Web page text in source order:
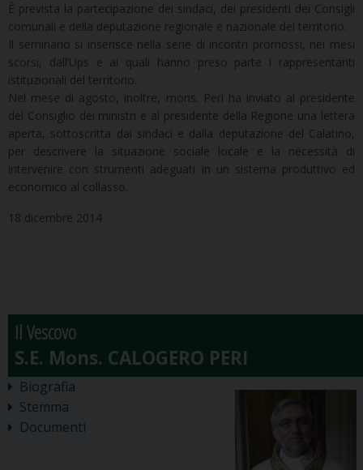
È prevista la partecipazione dei sindaci, dei presidenti dei Consigli
comunali e della deputazione regionale e nazionale del territorio.
Il seminario si inserisce nella serie di incontri promossi, nei mesi
scorsi, dall’Ups e ai quali hanno preso parte i rappresentanti
istituzionali del territorio.
Nel mese di agosto, inoltre, mons. Peri ha inviato al presidente
del Consiglio dei ministri e al presidente della Regione una lettera
aperta, sottoscritta dai sindaci e dalla deputazione del Calatino,
per descrivere la situazione sociale locale e la necessità di
intervenire con strumenti adeguati in un sistema produttivo ed
economico al collasso.
18 dicembre 2014
Il Vescovo
Biografia
Stemma
Documenti